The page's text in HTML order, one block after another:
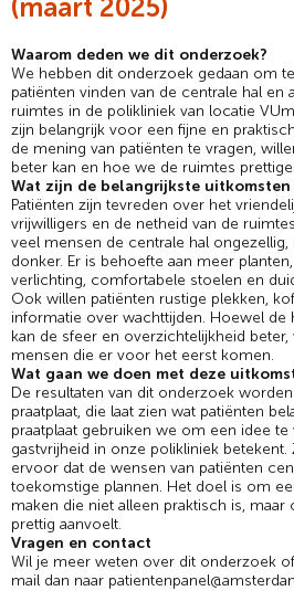
(maart 2025)
Waarom deden we dit onderzoek?
We hebben dit onderzoek gedaan om
patiënten vinden van de centrale hal en
ruimtes in de polikliniek van locatie
zijn belangrijk voor een fijne en
de mening van patiënten te vragen,
beter kan en hoe we de ruimtes
Wat zijn de belangrijkste uitkomsten
Patiënten zijn tevreden over het
vrijwilligers en de netheid van de
veel mensen de centrale hal
donker. Er is behoefte aan meer
verlichting, comfortabele stoelen en
Ook willen patiënten rustige plekken,
informatie over wachttijden. Hoewel de
kan de sfeer en overzichtelijkheid
mensen die er voor het eerst komen.
Wat gaan we doen met deze
De resultaten van dit onderzoek
praatplaat, die laat zien wat patiënten
praatplaat gebruiken we om een idee
gastvrijheid in onze polikliniek
ervoor dat de wensen van patiënten
toekomstige plannen. Het doel is om
maken die niet alleen praktisch is, maar
prettig aanvoelt.
Vragen en contact
Wil je meer weten over dit onderzoek
mail dan naar